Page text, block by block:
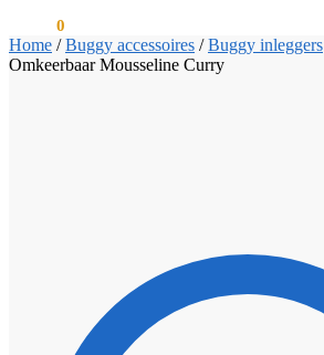
0
Home /Buggy accessoires /Buggy inleggers
Omkeerbaar Mousseline Curry